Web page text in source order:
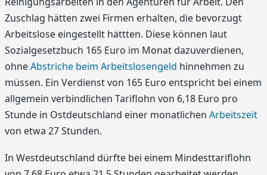
Zuschlag hätten zwei Firmen erhalten, die bevorzugt
Arbeitslose eingestellt hättten. Diese können laut
Sozialgesetzbuch 165 Euro im Monat dazuverdienen,
ohneAbstriche beim Arbeitslosengeld hinnehmen zu
müssen. Ein Verdienst von 165 Euro entspricht bei einem
allgemein verbindlichen Tariflohn von 6,18 Euro pro
Stunde in Ostdeutschland einer monatlichen Arbeitszeit
von etwa 27 Stunden.
In Westdeutschland dürfte bei einem Mindesttariflohn